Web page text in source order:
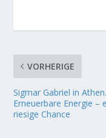
VORHERIGE
Sigmar Gabriel in Athen.
Erneuerbare Energie –
riesige Chance